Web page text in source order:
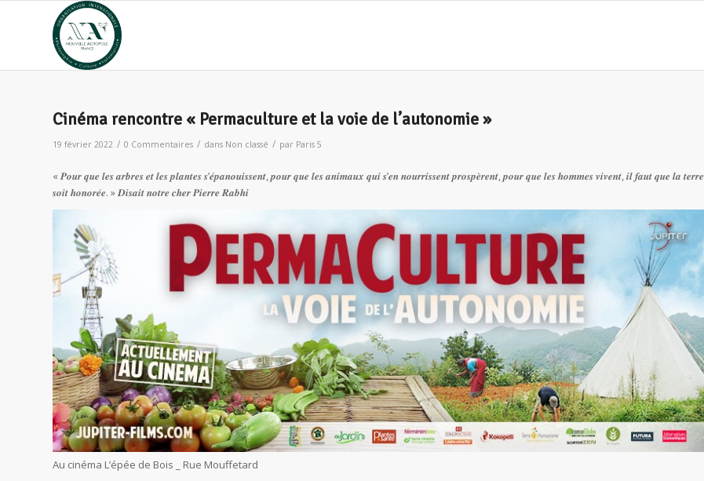
Cinéma rencontre « Permaculture et la voie de l’autonomie »
19 février 2022 / 0 Commentaires / dans Non classé / par Paris 5
« 𝑷𝒐𝒖𝒓 𝒒𝒖𝒆 𝒍𝒆𝒔 𝒂𝒓𝒃𝒓𝒆𝒔 𝒆𝒕 𝒍𝒆𝒔 𝒑𝒍𝒂𝒏𝒕𝒆𝒔 𝒔’𝒆́𝒑𝒂𝒏𝒐𝒖𝒊𝒔𝒔𝒆𝒏𝒕, 𝒑𝒐𝒖𝒓 𝒒𝒖𝒆 𝒍𝒆𝒔 𝒂𝒏𝒊𝒎𝒂𝒖𝒙 𝒒𝒖𝒊 𝒔’𝒆𝒏 𝒏𝒐𝒖𝒓𝒓𝒊𝒔𝒔𝒆𝒏𝒕 𝒑𝒓𝒐𝒔𝒑𝒆̀𝒓𝒆𝒏𝒕, 𝒑𝒐𝒖𝒓 𝒒𝒖𝒆 𝒍𝒆𝒔 𝒉𝒐𝒎𝒎𝒆𝒔 𝒗𝒊𝒗𝒆𝒏𝒕, 𝒊𝒍 𝒇𝒂𝒖𝒕 𝒒𝒖𝒆 𝒍𝒂 𝒕𝒆𝒓𝒓𝒆
𝒔𝒐𝒊𝒕 𝒉𝒐𝒏𝒐𝒓𝒆́𝒆. » 𝑫𝒊𝒔𝒂𝒊𝒕 𝒏𝒐𝒕𝒓𝒆 𝒄𝒉𝒆𝒓 𝑷𝒊𝒆𝒓𝒓𝒆 𝑹𝒂𝒃𝒉𝒊
Au cinéma L’épée de Bois _ Rue Mouffetard